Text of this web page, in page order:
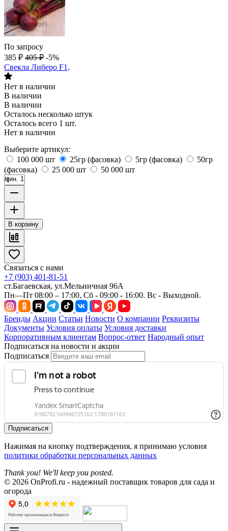
По запросу
385 ₽ 405 ₽ -5%
Свекла Либеро F1,
Нет в наличии
В наличии
В наличии
Осталось несколько штук
Осталось всего 1 шт.
Нет в наличии
Выберите артикул:
100 000 шт
25гр (фасовка) 5гр (фасовка)
50гр
(фасовка)
25 000 шт 50 000 шт
мин. 1
В корзину
Связаться с нами
+7 (903) 401-81-51
ст.Багаевская, ул.Мельничная 96А
Пн—Пт 08:00 – 17:00, Сб - 09:00 - 16:00. Вс - Выходной.
Бренды Акции Статьи Новости О компании Реквизиты
Документы Условия оплаты Условия доставки
Корпоративным клиентам Вопрос-ответ Народный опыт
Подписаться на новости и акции
Подписаться
Подписаться
Нажимая на кнопку подтверждения, я принимаю условия
политики обработки персональных данных
Thank you! We'll keep you posted.
© 2026 OnProfi.ru - надежный поставщик товаров для сада и
огорода